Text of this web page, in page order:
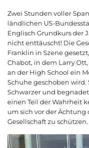
Zwei Stunden voller
ländlichen US-
Englisch Grundkurs der
nicht enttäuscht! Die
Franklin in Szene
Chabot, in dem Larry
an der High School ein
Schuhe geschoben wird.
Schwarzer und
einen Teil der Wahrheit
um sich vor der Ächtung
Gesellschaft zu schützen.